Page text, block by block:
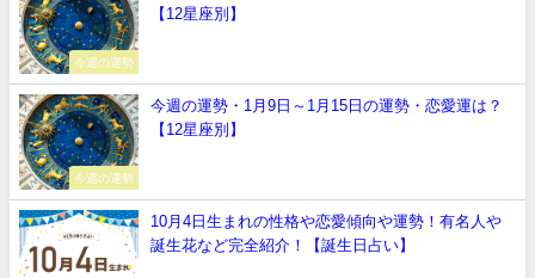
今週の運勢
【12星座別】
今週の運勢
今週の運勢・1月9日～1月15日の運勢・恋愛運は？
【12星座別】
10月4日生まれの性格や恋愛傾向や運勢！有名人や
誕生花など完全紹介！【誕生日占い】